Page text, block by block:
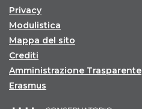
Privacy
Modulistica
Mappa del sito
Crediti
Amministrazione Trasparente
Erasmus